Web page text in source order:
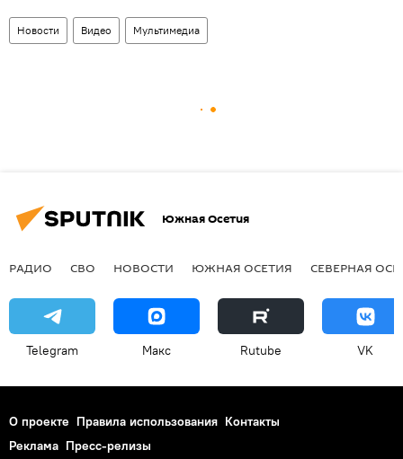
Новости Видео Мультимедиа
Южная Осетия
РАДИО СВО НОВОСТИ ЮЖНАЯ ОСЕТИЯ СЕВЕРНАЯ
Telegram Макс Rutube VK
О проекте Правила использования Контакты
Реклама Пресс-релизы